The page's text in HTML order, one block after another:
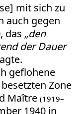
mit sich zu
auch gegen
das „den
der Dauer
geflohene
Zone
Maître (1919–
1940 in